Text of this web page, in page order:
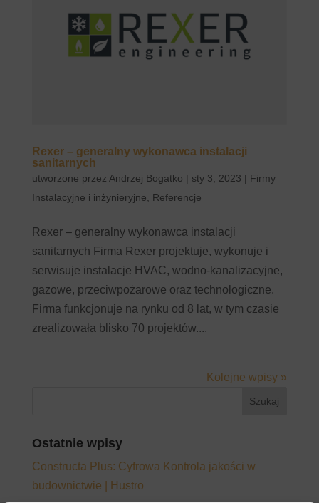
Rexer – generalny wykonawca instalacji
sanitarnych
utworzone przez Andrzej Bogatko | sty 3, 2023 | Firmy
Instalacyjne i inżynieryjne
Referencje
Rexer – generalny wykonawca instalacji
sanitarnych Firma Rexer projektuje, wykonuje i
serwisuje instalacje HVAC, wodno-kanalizacyjne,
gazowe, przeciwpożarowe oraz technologiczne.
Firma funkcjonuje na rynku od 8 lat, w tym czasie
zrealizowała blisko 70 projektów....
Kolejne wpisy »
Ostatnie wpisy
Constructa Plus: Cyfrowa Kontrola jakości w
budownictwie | Hustro